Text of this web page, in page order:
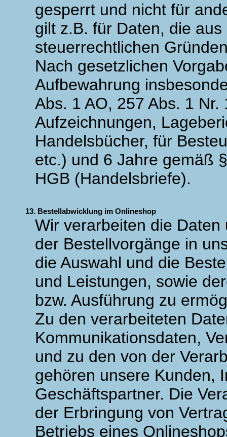
gesperrt und nicht für
gilt z.B. für Daten, die
steuerrechtlichen
Nach gesetzlichen
Aufbewahrung
Abs. 1 AO, 257 Abs. 1
Aufzeichnungen,
Handelsbücher, für
etc.) und 6 Jahre gemäß
HGB (Handelsbriefe).
13. Bestellabwicklung im Onlineshop
Wir verarbeiten die
der Bestellvorgänge in
die Auswahl und die
und Leistungen, sowie
bzw. Ausführung zu
Zu den verarbeiteten
Kommunikationsdaten,
und zu den von der
gehören unsere Kunden,
Geschäftspartner. Die
der Erbringung von
Betriebs eines